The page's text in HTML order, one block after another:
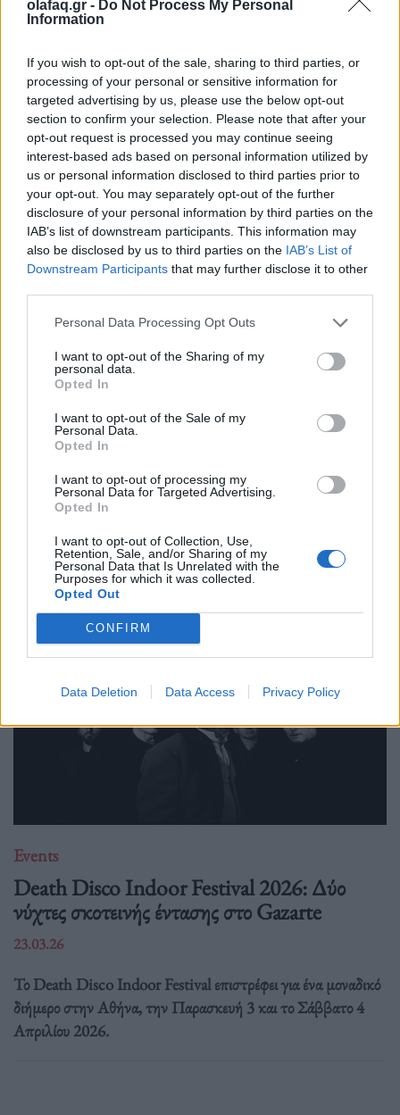
olafaq.gr - Do Not Process My Personal
Information
If you wish to opt-out of the sale, sharing to third parties, or
processing of your personal or sensitive information for
targeted advertising by us, please use the below opt-out
section to confirm your selection. Please note that after your
opt-out request is processed you may continue seeing
interest-based ads based on personal information utilized by
us or personal information disclosed to third parties prior to
your opt-out. You may separately opt-out of the further
disclosure of your personal information by third parties on the
IAB’s list of downstream participants. This information may
also be disclosed by us to third parties on the IAB’s List of
Downstream Participants that may further disclose it to other
Personal Data Processing Opt Outs
I want to opt-out of the Sharing of my
personal data.
Opted In
I want to opt-out of the Sale of my
Personal Data.
Opted In
I want to opt-out of processing my
Personal Data for Targeted Advertising.
Opted In
I want to opt-out of Collection, Use,
Retention, Sale, and/or Sharing of my
Personal Data that Is Unrelated with the
Purposes for which it was collected.
Opted Out
CONFIRM
Data Deletion Data Access Privacy Policy
28.05.26
Με αφετηρία τον Πειραιά του 1931 και πυξίδα το μέλλον, η
Παπαστράτος γιόρτασε τα 95 χρόνια της και παρουσίασε το
FutuReady Greece.
Events
Thessaloniki Street Food Festival 2026:
Πέντε μέρες γεμάτες street food και μουσική
στη ΔΕΘ
18.05.26
Από hip hop live και disco DJs μέχρι γεύσεις που μοιάζουν να
βγήκαν από food market του Τόκιο ή καντίνα στις 3 το πρωί
στο Μεξικό, το Thessaloniki Street Food Festival επιστρέφει
τον Μάιο και η πόλη ε
Events
Death Disco Indoor Festival 2026: Δύο
νύχτες σκοτεινής έντασης στο Gazarte
23.03.26
Το Death Disco Indoor Festival επιστρέφει για ένα μοναδικό
διήμερο στην Αθήνα, την Παρασκευή 3 και το Σάββατο 4
Απριλίου 2026.